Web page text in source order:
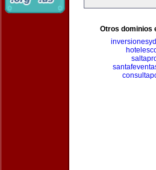
Otros dominios